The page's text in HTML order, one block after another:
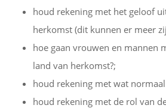
houd rekening met het geloof
herkomst (dit kunnen er meer
hoe gaan vrouwen en mannen
land van herkomst?;
houd rekening met wat
houd rekening met de rol van